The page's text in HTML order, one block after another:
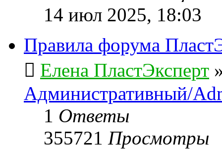
14 июл 2025, 18:03
Правила форума
Елена ПластЭксперт
Административный/
1 Ответы
355721 Просмотры